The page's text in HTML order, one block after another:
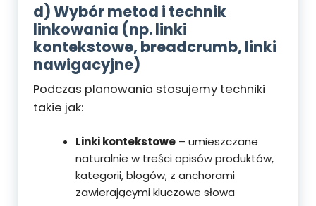
d) Wybór metod i technik
linkowania (np. linki
kontekstowe, breadcrumb, linki
nawigacyjne)
Podczas planowania stosujemy techniki
takie jak:
Linki kontekstowe – umieszczane
naturalnie w treści opisów produktów,
kategorii, blogów, z anchorami
zawierającymi kluczowe słowa